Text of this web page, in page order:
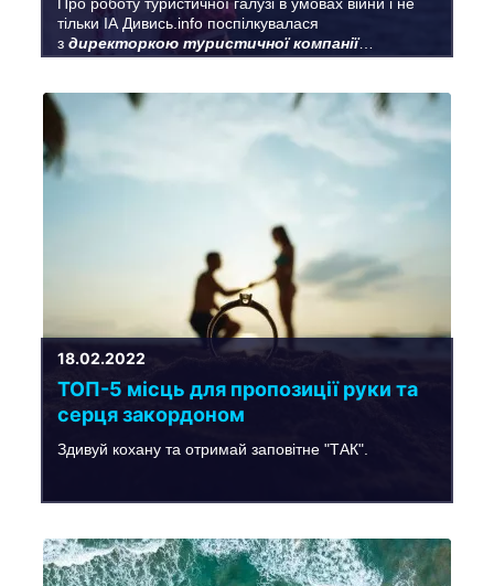
тільки ІА Дивись.info поспілкувалася
з директоркою туристичної компанії
«Трайдент», яка цьогоріч відзначає своє 25-
18.02.2022
ТОП-5 місць для пропозиції руки та
серця закордоном
Здивуй кохану та отримай заповітне "ТАК".